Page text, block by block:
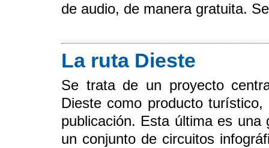
de audio, de manera gratuita.
La ruta Dieste
Se trata de un proyecto
Dieste como producto
publicación. Esta última es
un conjunto de circuitos